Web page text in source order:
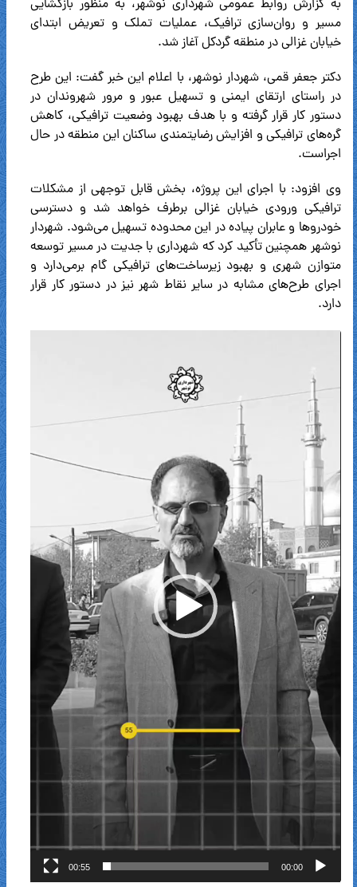
به گزارش روابط عمومی شهرداری نوشهر، به منظور بازگشایی
مسیر و روان‌سازی ترافیک، عملیات تملک و تعریض ابتدای
خیابان غزالی در منطقه گردکل آغاز شد.
دکتر جعفر قمی، شهردار نوشهر، با اعلام این خبر گفت: این طرح
در راستای ارتقای ایمنی و تسهیل عبور و مرور شهروندان در
دستور کار قرار گرفته و با هدف بهبود وضعیت ترافیکی، کاهش
گره‌های ترافیکی و افزایش رضایتمندی ساکنان این منطقه در حال
اجراست.
وی افزود: با اجرای این پروژه، بخش قابل توجهی از مشکلات
ترافیکی ورودی خیابان غزالی برطرف خواهد شد و دسترسی
خودروها و عابران پیاده در این محدوده تسهیل می‌شود. شهردار
نوشهر همچنین تأکید کرد که شهرداری با جدیت در مسیر توسعه
متوازن شهری و بهبود زیرساخت‌های ترافیکی گام برمی‌دارد و
اجرای طرح‌های مشابه در سایر نقاط شهر نیز در دستور کار قرار
دارد.
نمایشگر
00:00
00:55